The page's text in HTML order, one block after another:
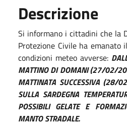
Descrizione
Si informano i cittadini che la
Protezione Civile ha emanato
condizioni meteo avverse:
MATTINO DI DOMANI (27/02/
MATTINATA SUCCESSIVA (28/
SULLA SARDEGNA
POSSIBILI GELATE E
MANTO STRADALE.